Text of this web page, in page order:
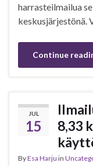
harrasteilmailua
keskusjärjestönä.
Continue
JUL
15
8,33
ByEsa Harju in